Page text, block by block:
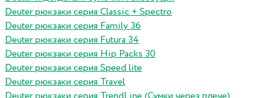
Deuter рюкзаки серия Classic + Spectro
Deuter рюкзаки серия Family 36
Deuter рюкзаки серия Futura 34
Deuter рюкзаки серия Hip Packs 30
Deuter рюкзаки серия Speed lite
Deuter рюкзаки серия Travel